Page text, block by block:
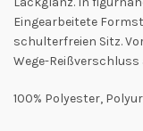
Eingearbeitete
schulterfreien Sitz.
Wege-Reißverschluss
100% Polyester,